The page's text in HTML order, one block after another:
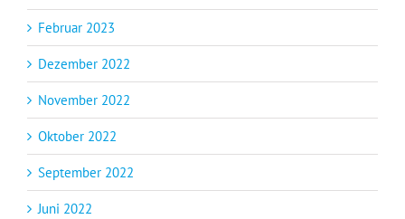
Februar 2023
Dezember 2022
November 2022
Oktober 2022
September 2022
Juni 2022